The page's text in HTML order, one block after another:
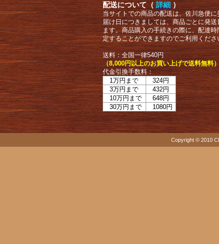
配送について（ 詳細 ）
当サイトでの商品の配送は、佐川急便
届け日につきましては、商品ごとに発
ます。商品購入の手続きの際に、配達
定することができますのでご利用くださ
送料：全国一律540円
（8,000円以上のお買い上げで送料無料
代金引換手数料：
1万円まで
324円
3万円まで
432円
10万円まで
648円
30万円まで
1080円
Copyright © 2010